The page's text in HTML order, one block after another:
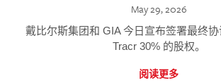
May 29, 2026
戴比尔斯集团和 GIA 今日宣布签署最终
Tracr 30% 的股权。
阅读更多